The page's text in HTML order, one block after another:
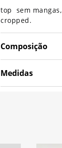
top sem
cropped.
Composição
Medidas